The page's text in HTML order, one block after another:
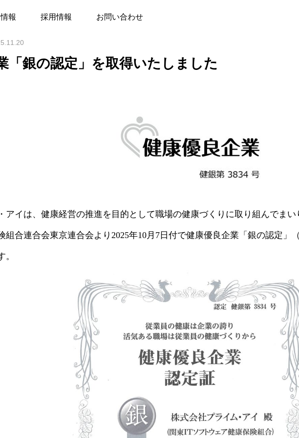
報 採用情報 お問い合わせ
康優良企業「銀の認定」を取得いたしました
「銀の認定」を取得いたしました
アイは、健康経営の推進を目的として職場の健康づくりに取り組んでまい
組合連合会東京連合会より2025年10月7日付で健康優良企業「銀の認定」
。